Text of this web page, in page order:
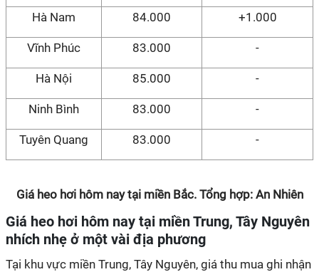
Hà Nam 84.000 +1.000
Vĩnh Phúc 83.000 -
Hà Nội 85.000 -
Ninh Bình 83.000 -
Tuyên Quang 83.000 -
Giá heo hơi hôm nay tại miền Bắc. Tổng hợp: An Nhiên
Giá heo hơi hôm nay tại miền Trung, Tây Nguyên
nhích nhẹ ở một vài địa phương
Tại khu vực miền Trung, Tây Nguyên, giá thu mua ghi nhận